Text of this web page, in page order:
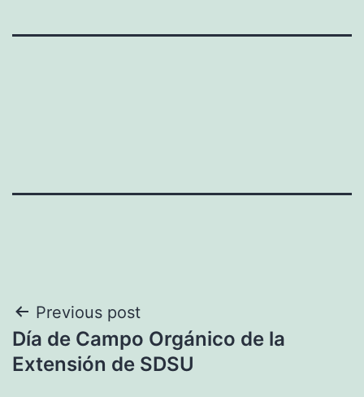
Navegación
de
Previous post
Día de Campo Orgánico de la
Extensión de SDSU